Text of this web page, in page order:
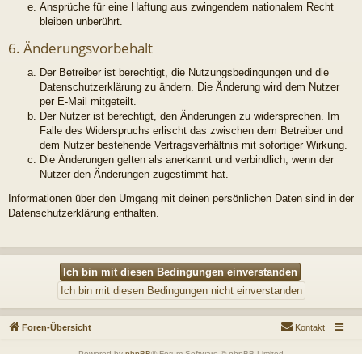
Ansprüche für eine Haftung aus zwingendem nationalem Recht
bleiben unberührt.
6. Änderungsvorbehalt
Der Betreiber ist berechtigt, die Nutzungsbedingungen und die
Datenschutzerklärung zu ändern. Die Änderung wird dem Nutzer
per E-Mail mitgeteilt.
Der Nutzer ist berechtigt, den Änderungen zu widersprechen. Im
Falle des Widerspruchs erlischt das zwischen dem Betreiber und
dem Nutzer bestehende Vertragsverhältnis mit sofortiger Wirkung.
Die Änderungen gelten als anerkannt und verbindlich, wenn der
Nutzer den Änderungen zugestimmt hat.
Informationen über den Umgang mit deinen persönlichen Daten sind in der
Datenschutzerklärung enthalten.
Foren-Übersicht Kontakt